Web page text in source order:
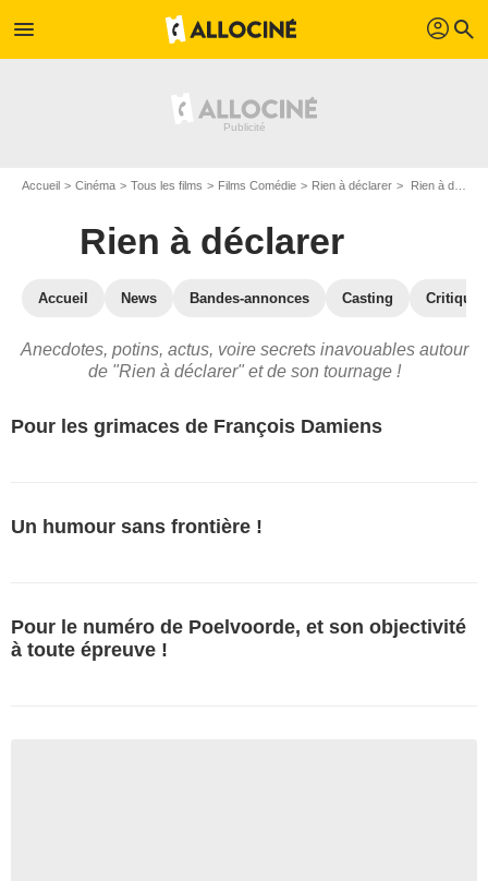
menu profil search
Accueil Cinéma Tous les films Films Comédie Rien à déclarer Rien à déclarer : les secrets du tournage
Rien à déclarer
Accueil News Bandes-annonces Casting
Anecdotes, potins, actus, voire secrets inavouables autour
de "Rien à déclarer" et de son tournage !
Pour les grimaces de François Damiens
Un humour sans frontière !
Pour le numéro de Poelvoorde, et son objectivité
à toute épreuve !